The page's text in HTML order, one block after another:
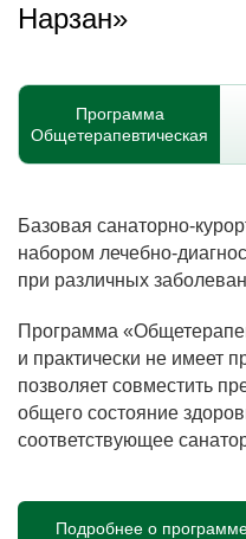
Нарзан»
Программа
Общетерапевтическая
Базовая санаторно-
набором лечебно-
при различных
Программа
и практически не имеет
позволяет совместить
общего состояние
соответствующее
Подробнее о